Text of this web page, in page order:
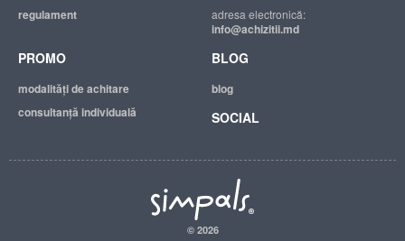
regulament
adresa electronică:
info@achizitii.md
PROMO
modalităţi de achitare
consultanță individuală
BLOG
blog
SOCIAL
© 2026